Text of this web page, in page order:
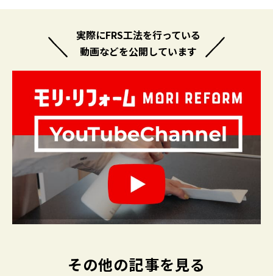
実際にFRS工法を行っている
動画などを公開しています
その他の記事を見る